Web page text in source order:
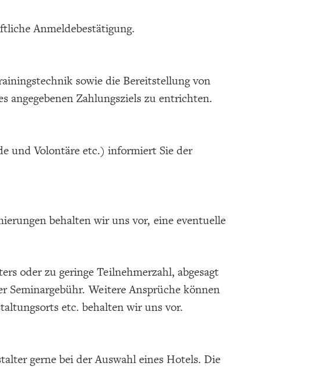
Anmeldebestätigung.
sowie die Bereitstellung von
angegebenen Zahlungsziels zu entrichten.
und Volontäre etc.) informiert Sie der
behalten wir uns vor, eine eventuelle
oder zu geringe Teilnehmerzahl, abgesagt
Seminargebühr. Weitere Ansprüche können
etc. behalten wir uns vor.
gerne bei der Auswahl eines Hotels. Die